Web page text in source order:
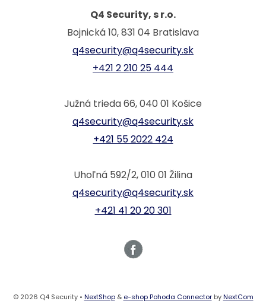
Q4 Security, s r.o.
Bojnická 10, 831 04 Bratislava
q4security@q4security.sk
+421 2 210 25 444
Južná trieda 66, 040 01 Košice
q4security@q4security.sk
+421 55 2022 424
Uhoľná 592/2, 010 01 Žilina
q4security@q4security.sk
+421 41 20 20 301
© 2026 Q4 Security • NextShop& e-shop Pohoda ConnectorbyNextCom